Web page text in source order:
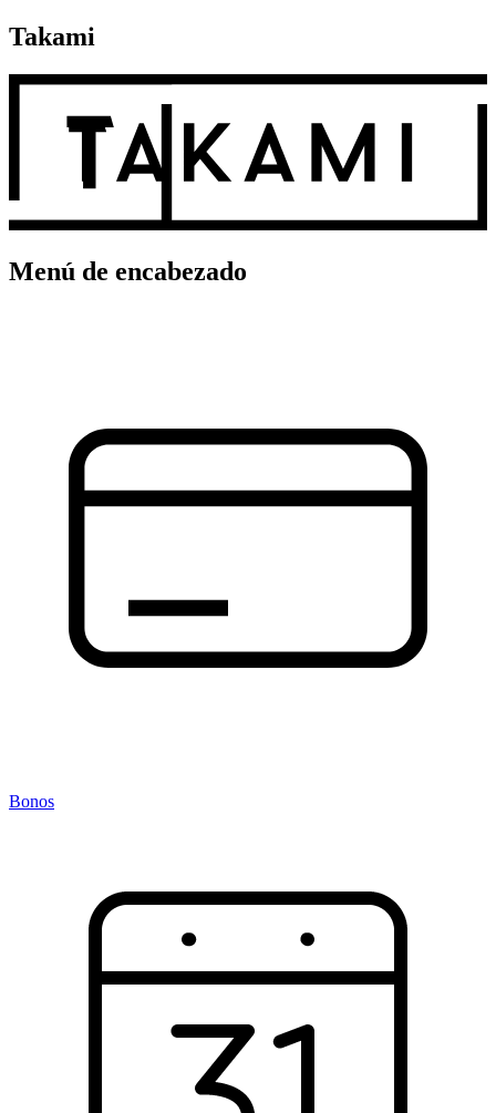
Takami
Menú de encabezado
Bonos